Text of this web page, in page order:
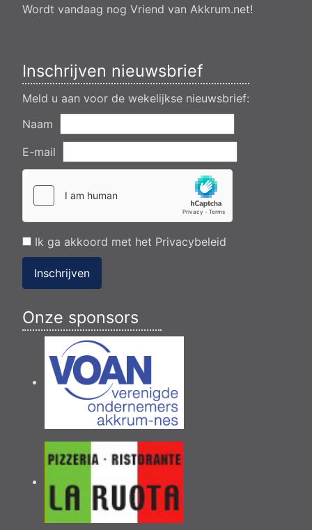
van een transformatorstation project nulelie Akkrum nabij de
Wordt vandaag nog Vriend van Akkrum.net!
Inschrijven nieuwsbrief
Meld u aan voor de wekelijkse nieuwsbrief:
Naam
E-mail
Ik ga akkoord met het Privacybeleid
Inschrijven
Onze sponsors